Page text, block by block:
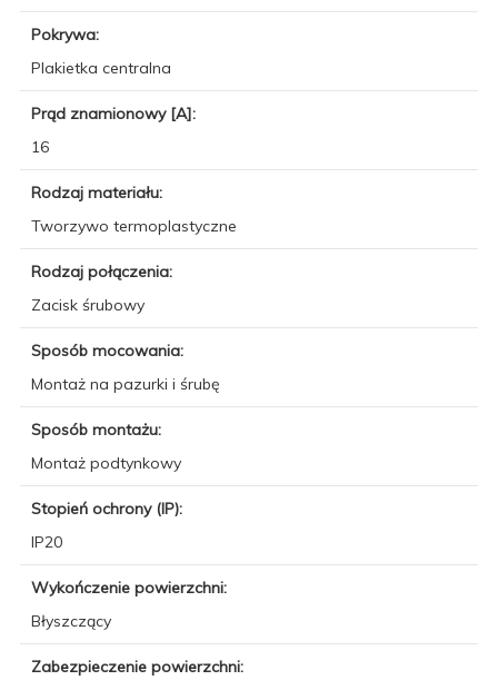
Pokrywa:
Plakietka centralna
Prąd znamionowy [A]:
16
Rodzaj materiału:
Tworzywo termoplastyczne
Rodzaj połączenia:
Zacisk śrubowy
Sposób mocowania:
Montaż na pazurki i śrubę
Sposób montażu:
Montaż podtynkowy
Stopień ochrony (IP):
IP20
Wykończenie powierzchni:
Błyszczący
Zabezpieczenie powierzchni: